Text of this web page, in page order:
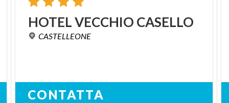
HOTELVECCHIO CASELLO
CASTELLEONE
CONTATTA